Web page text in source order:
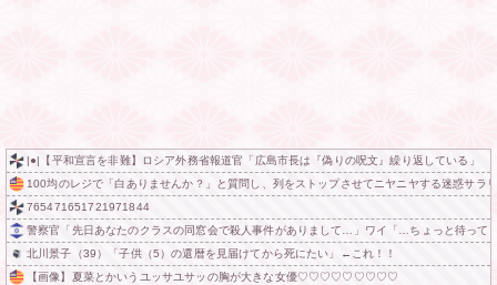
|●|【平和宣言を非難】ロシア外務省報道官「広島市長は『偽りの呪文』繰り返している」
100均のレジで「白ありませんか？」と質問し、列をストップさせてニヤニヤする迷惑サラ
765471651721971844
警察官「先日あなたのクラスの同窓会で殺人事件がありまして…」ワイ「…ちょっと待っ
北川景子（39）「子供（5）の還暦を見届けてから死にたい」←これ！！
【画像】夏菜とかいうユッサユサッの胸が大きな女優♡♡♡♡♡♡♡♡♡